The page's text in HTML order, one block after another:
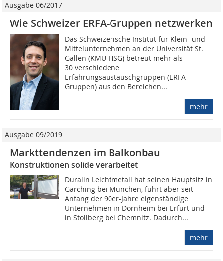
Ausgabe 06/2017
Wie Schweizer ERFA-Gruppen netzwerken
Das Schweizerische Institut für Klein- und
Mittelunternehmen an der Universität St.
Gallen (KMU-HSG) betreut mehr als
30 verschiedene
Erfahrungsaustauschgruppen (ERFA-
Gruppen) aus den Bereichen...
mehr
Ausgabe 09/2019
Markttendenzen im Balkonbau
Konstruktionen solide verarbeitet
Duralin Leichtmetall hat seinen Hauptsitz in
Garching bei München, führt aber seit
Anfang der 90er-Jahre eigenständige
Unternehmen in Dornheim bei Erfurt und
in Stollberg bei Chemnitz. Dadurch...
mehr